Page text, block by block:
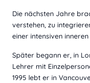
Die nächsten Jahre
verstehen, zu
einer intensiven inneren
Später begann er, in
Lehrer mit
1995 lebt er in